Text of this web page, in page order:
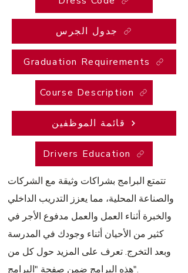
جدول الجرس
Graduation Requirements
Course Description
قائمة الموظفين
Drivers Education
تتمتع البرامج بشراكات وثيقة مع الشركات
والصناعة المحلية، مما يعزز التدريب الداخلي
والخبرة أثناء العمل والعمل مدفوع الأجر في
كثير من الأحيان أثناء وجودك في المدرسة
وبعد التخرج. تعرف على المزيد حول كل من
هذه البرامج ضمن صفحة "البرامج".